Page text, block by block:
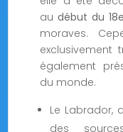
au début du
moraves.
exclusivement
également
du monde.
Le Labrador,
des